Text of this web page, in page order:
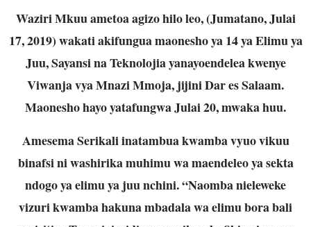
Waziri Mkuu ametoa agizo hilo leo, (Jumatano, Julai
17, 2019) wakati akifungua maonesho ya 14 ya Elimu ya
Juu, Sayansi na Teknolojia yanayoendelea kwenye
Viwanja vya Mnazi Mmoja, jijini Dar es Salaam.
Maonesho hayo yatafungwa Julai 20, mwaka huu.
Amesema Serikali inatambua kwamba vyuo vikuu
binafsi ni washirika muhimu wa maendeleo ya sekta
ndogo ya elimu ya juu nchini. “Naomba nieleweke
vizuri kwamba hakuna mbadala wa elimu bora bali